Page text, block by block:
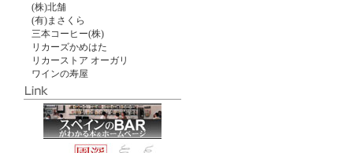
(株)北舗
(有)まさくら
三本コーヒー(株)
リカーズかめはた
リカーストア オーガリ
ワインの寿屋